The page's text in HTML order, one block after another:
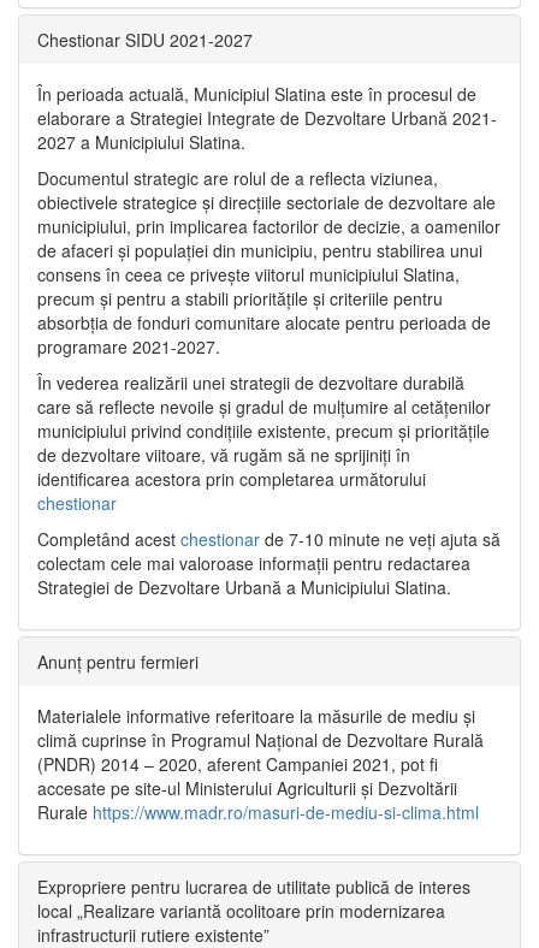
Chestionar SIDU 2021-2027
În perioada actuală, Municipiul Slatina este în procesul de
elaborare a Strategiei Integrate de Dezvoltare Urbană 2021‐
2027 a Municipiului Slatina.
Documentul strategic are rolul de a reflecta viziunea,
obiectivele strategice și direcțiile sectoriale de dezvoltare ale
municipiului, prin implicarea factorilor de decizie, a oamenilor
de afaceri și populației din municipiu, pentru stabilirea unui
consens în ceea ce privește viitorul municipiului Slatina,
precum și pentru a stabili prioritățile și criteriile pentru
absorbția de fonduri comunitare alocate pentru perioada de
programare 2021-2027.
În vederea realizării unei strategii de dezvoltare durabilă
care să reflecte nevoile și gradul de mulțumire al cetățenilor
municipiului privind condițiile existente, precum și prioritățile
de dezvoltare viitoare, vă rugăm să ne sprijiniți în
identificarea acestora prin completarea următorului
chestionar
Completând acest chestionar de 7-10 minute ne veți ajuta să
colectam cele mai valoroase informații pentru redactarea
Strategiei de Dezvoltare Urbană a Municipiului Slatina.
Anunț pentru fermieri
Materialele informative referitoare la măsurile de mediu și
climă cuprinse în Programul Național de Dezvoltare Rurală
(PNDR) 2014 – 2020, aferent Campaniei 2021, pot fi
accesate pe site-ul Ministerului Agriculturii și Dezvoltării
Rurale https://www.madr.ro/masuri-de-mediu-si-clima.html
Expropriere pentru lucrarea de utilitate publică de interes
local „Realizare variantă ocolitoare prin modernizarea
infrastructurii rutiere existente”